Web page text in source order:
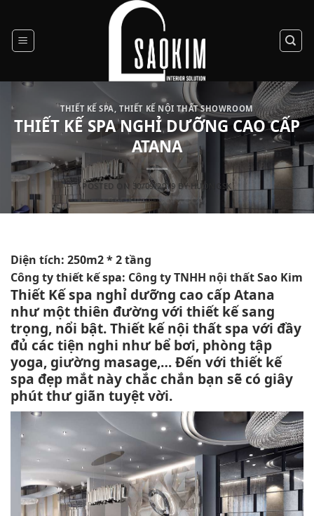
content
THIẾT KẾ SPA ,THIẾT KẾ NỘI THẤT SHOWROOM
THIẾT KẾ SPA NGHỈ DƯỠNG CAO CẤP
ATANA
POSTED ON 30/09/2019 BY HUONGSK
Diện tích: 250m2 * 2 tầng
Công ty thiết kế spa: Công ty TNHH nội thất Sao Kim
Thiết Kế spa nghỉ dưỡng cao cấp Atana
như một thiên đường với thiết kế sang
trọng, nổi bật. Thiết kế nội thất spa với đầy
đủ các tiện nghi như bể bơi, phòng tập
yoga, giường masage,… Đến với thiết kế
spa đẹp mắt này chắc chắn bạn sẽ có giây
phút thư giãn tuyệt vời.